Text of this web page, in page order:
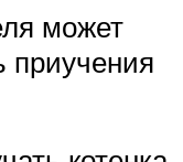
может
приучения